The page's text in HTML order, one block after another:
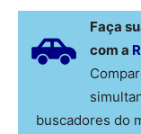
Faça
com a
buscadores do